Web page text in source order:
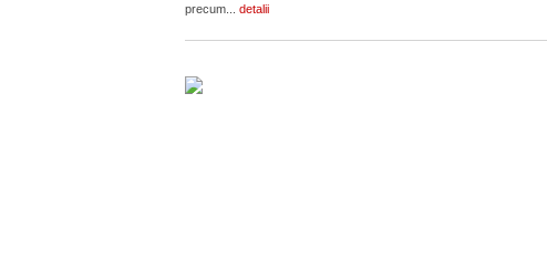
precum... detalii